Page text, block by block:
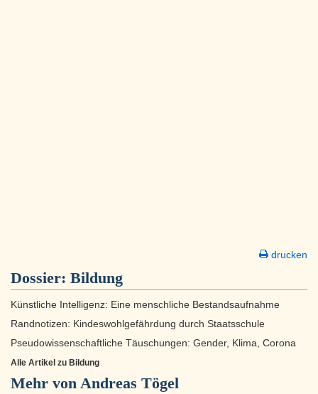
drucken
Dossier: Bildung
Künstliche Intelligenz: Eine menschliche Bestandsaufnahme
Randnotizen: Kindeswohlgefährdung durch Staatsschule
Pseudowissenschaftliche Täuschungen: Gender, Klima, Corona
Alle Artikel zu Bildung
Mehr von Andreas Tögel